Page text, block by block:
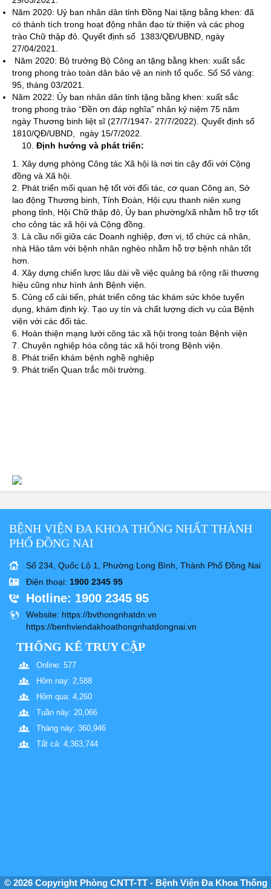
Năm 2020: Uỷ ban nhân dân tỉnh Đồng Nai tặng bằng khen: đã
có thành tích trong hoạt động nhân đạo từ thiện và các phog
trào Chữ thập đỏ. Quyết định số 1383/QĐ/UBND, ngày
27/04/2021.
Năm 2020: Bộ trưởng Bộ Công an tặng bằng khen: xuất sắc
trong phong trào toàn dân bảo vệ an ninh tổ quốc. Số Sổ vàng:
95, tháng 03/2021.
Năm 2022: Ủy ban nhân dân tỉnh tặng bằng khen: xuất sắc
trong phong trào “Đền ơn đáp nghĩa” nhân kỷ niệm 75 năm
ngày Thương binh liệt sĩ (27/7/1947- 27/7/2022). Quyết định số
1810/QĐ/UBND, ngày 15/7/2022.
Định hướng và phát triển:
1. Xây dựng phòng Công tác Xã hội là nơi tin cậy đối với Cộng
đồng và Xã hội.
2. Phát triển mối quan hệ tốt với đối tác, cơ quan Công an, Sở
lao động Thương binh, Tỉnh Đoàn, Hội cựu thanh niên xung
phong tỉnh, Hội Chữ thập đỏ, Ủy ban phường/xã nhằm hỗ trợ tốt
cho công tác xã hội và Cộng đồng.
3. Là cầu nối giữa các Doanh nghiệp, đơn vị, tổ chức cá nhân,
nhà Hảo tâm với bệnh nhân nghèo nhằm hỗ trợ bệnh nhân tốt
hơn.
4. Xây dựng chiến lược lâu dài về việc quảng bá rộng rãi thương
hiệu cũng như hình ảnh Bệnh viện.
5. Củng cố cải tiến, phát triển công tác khám sức khỏe tuyển
dụng, khám định kỳ. Tạo uy tín và chất lượng dịch vụ của Bệnh
viện với các đối tác.
6. Hoàn thiện mạng lưới công tác xã hội trong toàn Bệnh viện
7. Chuyên nghiệp hóa công tác xã hội trong Bệnh viện.
8. Phát triển khám bệnh nghề nghiệp
9. Phát triển Quan trắc môi trường.
BỆNH VIỆN ĐA KHOA THỐNG NHẤT THÀNH
PHỐ ĐỒNG NAI
Số 234, Quốc Lộ 1, Phường Long Bình, Thành Phố Đồng Nai
Điện thoại: 1900 2345 95
Hotline: 1900 2345 95
Website: https://bvthongnhatdn.vn
https://benhviendakhoathongnhatdongnai.vn
THỐNG KÊ TRUY CẬP
Online: 577
Hôm nay: 2,588
Hôm qua: 4,260
Tuần này: 20,066
Tháng này: 360,946
Tất cả: 4,363,744
© 2026 Copyright Phòng CNTT-TT - Bệnh Viện Đa Khoa Thống